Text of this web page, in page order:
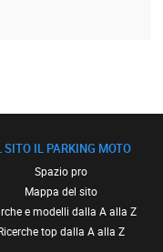
SITO IL PARKING MOTO
Spazio pro
Mappa del sito
e modelli dalla A alla Z
top dalla A alla Z